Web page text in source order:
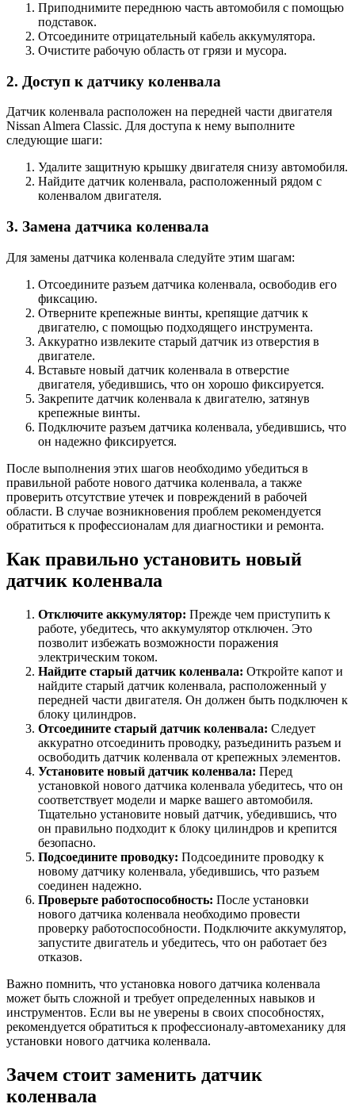
Приподнимите переднюю часть автомобиля с помощью
подставок.
Отсоедините отрицательный кабель аккумулятора.
Очистите рабочую область от грязи и мусора.
2. Доступ к датчику коленвала
Датчик коленвала расположен на передней части двигателя
Nissan Almera Classic. Для доступа к нему выполните
следующие шаги:
Удалите защитную крышку двигателя снизу автомобиля.
Найдите датчик коленвала, расположенный рядом с
коленвалом двигателя.
3. Замена датчика коленвала
Для замены датчика коленвала следуйте этим шагам:
Отсоедините разъем датчика коленвала, освободив его
фиксацию.
Отверните крепежные винты, крепящие датчик к
двигателю, с помощью подходящего инструмента.
Аккуратно извлеките старый датчик из отверстия в
двигателе.
Вставьте новый датчик коленвала в отверстие
двигателя, убедившись, что он хорошо фиксируется.
Закрепите датчик коленвала к двигателю, затянув
крепежные винты.
Подключите разъем датчика коленвала, убедившись, что
он надежно фиксируется.
После выполнения этих шагов необходимо убедиться в
правильной работе нового датчика коленвала, а также
проверить отсутствие утечек и повреждений в рабочей
области. В случае возникновения проблем рекомендуется
обратиться к профессионалам для диагностики и ремонта.
Как правильно установить новый
датчик коленвала
Отключите аккумулятор: Прежде чем приступить к
работе, убедитесь, что аккумулятор отключен. Это
позволит избежать возможности поражения
электрическим током.
Найдите старый датчик коленвала: Откройте капот и
найдите старый датчик коленвала, расположенный у
передней части двигателя. Он должен быть подключен к
блоку цилиндров.
Отсоедините старый датчик коленвала: Следует
аккуратно отсоединить проводку, разъединить разъем и
освободить датчик коленвала от крепежных элементов.
Установите новый датчик коленвала: Перед
установкой нового датчика коленвала убедитесь, что он
соответствует модели и марке вашего автомобиля.
Тщательно установите новый датчик, убедившись, что
он правильно подходит к блоку цилиндров и крепится
безопасно.
Подсоедините проводку: Подсоедините проводку к
новому датчику коленвала, убедившись, что разъем
соединен надежно.
Проверьте работоспособность: После установки
нового датчика коленвала необходимо провести
проверку работоспособности. Подключите аккумулятор,
запустите двигатель и убедитесь, что он работает без
отказов.
Важно помнить, что установка нового датчика коленвала
может быть сложной и требует определенных навыков и
инструментов. Если вы не уверены в своих способностях,
рекомендуется обратиться к профессионалу-автомеханику для
установки нового датчика коленвала.
Зачем стоит заменить датчик
коленвала